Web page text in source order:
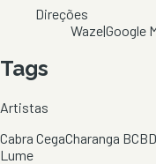
Direções
Waze|Google
Tags
Artistas
Cabra CegaCharanga BCB
Lume